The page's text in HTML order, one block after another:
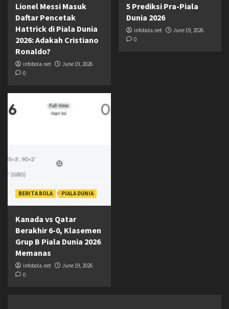
Lionel Messi Masuk
Daftar Pencetak
Hattrick di Piala Dunia
2026: Adakah Cristiano
Ronaldo?
infobola.net
June 19, 2026
0
5 Prediksi Pra-Piala
Dunia 2026
infobola.net
June 19, 2026
0
BERITA BOLA PIALA DUNIA
Kanada vs Qatar
Berakhir 6-0, Klasemen
Grup B Piala Dunia 2026
Memanas
infobola.net
June 19, 2026
0